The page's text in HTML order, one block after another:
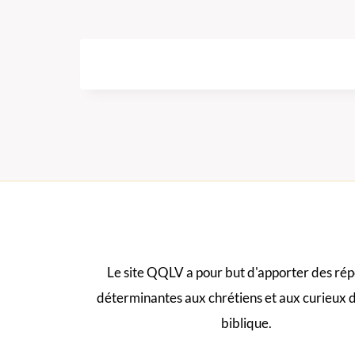
Le site QQLV a pour but d'apporter des
déterminantes aux chrétiens et aux curieux
biblique.